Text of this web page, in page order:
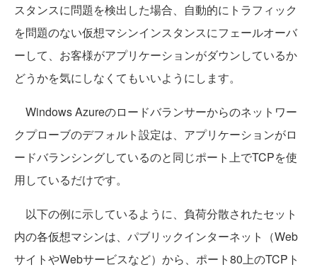
スタンスに問題を検出した場合、自動的にトラフィック
を問題のない仮想マシンインスタンスにフェールオーバ
ーして、お客様がアプリケーションがダウンしているか
どうかを気にしなくてもいいようにします。
Windows Azureのロードバランサーからのネットワー
クプローブのデフォルト設定は、アプリケーションがロ
ードバランシングしているのと同じポート上でTCPを使
用しているだけです。
以下の例に示しているように、負荷分散されたセット
内の各仮想マシンは、パブリックインターネット（Web
サイトやWebサービスなど）から、ポート80上のTCPト